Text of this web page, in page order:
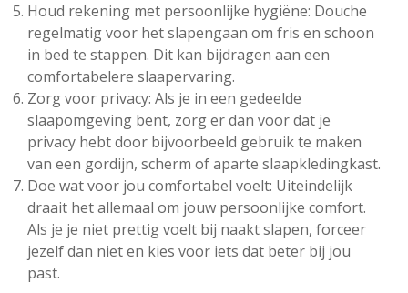
Houd rekening met persoonlijke hygiëne: Douche
regelmatig voor het slapengaan om fris en schoon
in bed te stappen. Dit kan bijdragen aan een
comfortabelere slaapervaring.
Zorg voor privacy: Als je in een gedeelde
slaapomgeving bent, zorg er dan voor dat je
privacy hebt door bijvoorbeeld gebruik te maken
van een gordijn, scherm of aparte slaapkledingkast.
Doe wat voor jou comfortabel voelt: Uiteindelijk
draait het allemaal om jouw persoonlijke comfort.
Als je je niet prettig voelt bij naakt slapen, forceer
jezelf dan niet en kies voor iets dat beter bij jou
past.